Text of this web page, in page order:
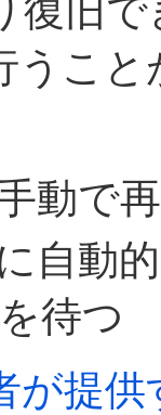
復旧
うこ
動で
自動
待つ
が提供